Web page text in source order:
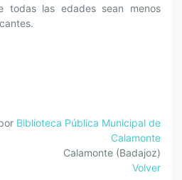
todas las edades sean menos
Biblioteca Pública Municipal de
Calamonte
Calamonte (Badajoz)
Volver